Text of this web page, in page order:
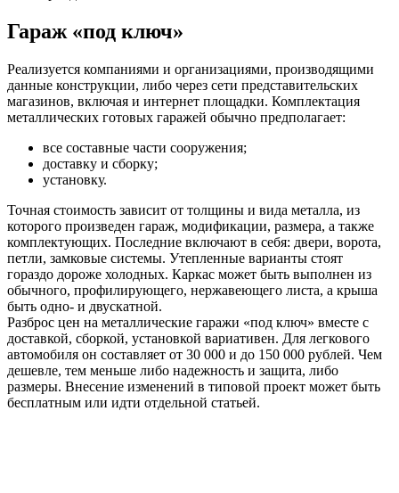
Гараж «под ключ»
Реализуется компаниями и организациями, производящими
данные конструкции, либо через сети представительских
магазинов, включая и интернет площадки. Комплектация
металлических готовых гаражей обычно предполагает:
все составные части сооружения;
доставку и сборку;
установку.
Точная стоимость зависит от толщины и вида металла, из
которого произведен гараж, модификации, размера, а также
комплектующих. Последние включают в себя: двери, ворота,
петли, замковые системы. Утепленные варианты стоят
гораздо дороже холодных. Каркас может быть выполнен из
обычного, профилирующего, нержавеющего листа, а крыша
быть одно- и двускатной.
Разброс цен на металлические гаражи «под ключ» вместе с
доставкой, сборкой, установкой вариативен. Для легкового
автомобиля он составляет от 30 000 и до 150 000 рублей. Чем
дешевле, тем меньше либо надежность и защита, либо
размеры. Внесение изменений в типовой проект может быть
бесплатным или идти отдельной статьей.